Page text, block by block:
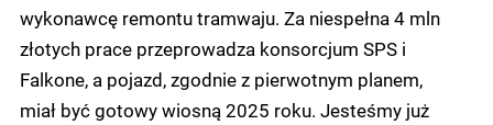
wykonawcę remontu tramwaju. Za niespełna 4 mln
złotych prace przeprowadza konsorcjum SPS i
Falkone, a pojazd, zgodnie z pierwotnym planem,
miał być gotowy wiosną 2025 roku. Jesteśmy już